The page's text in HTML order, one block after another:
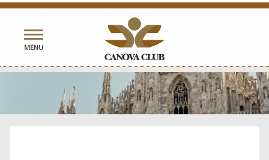
Toggle
navigation
MENU